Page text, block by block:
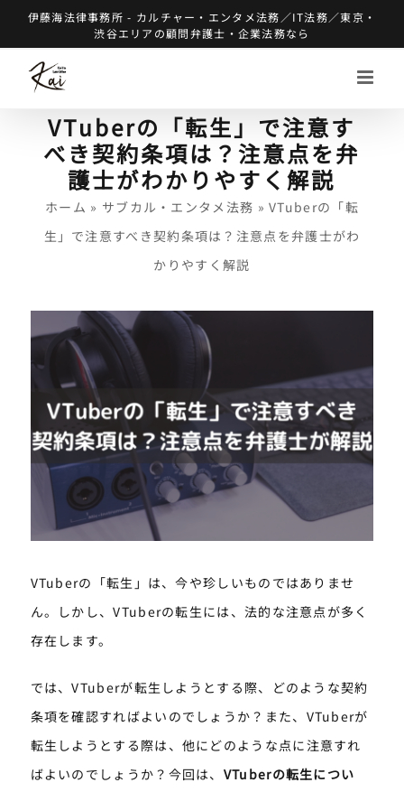
Skip
content
伊藤海法律事務所 - カルチャー・エンタメ法務／IT法務／東京・
渋谷エリアの顧問弁護士・企業法務なら
VTuberの「転生」で注意す
べき契約条項は？注意点を弁
護士がわかりやすく解説
ホーム » サブカル・エンタメ法務 »VTuberの「転
生」で注意すべき契約条項は？注意点を弁護士がわ
かりやすく解説
Larger
Image
VTuberの「転生」は、今や珍しいものではありませ
ん。しかし、VTuberの転生には、法的な注意点が多く
存在します。
では、VTuberが転生しようとする際、どのような契約
条項を確認すればよいのでしょうか？また、VTuberが
転生しようとする際は、他にどのような点に注意すれ
ばよいのでしょうか？今回は、 VTuberの転生につい